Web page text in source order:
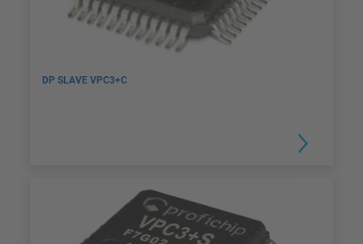
DP SLAVE VPC3+C